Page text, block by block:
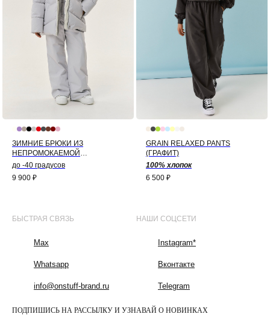
ЗИМНИЕ БРЮКИ ИЗ
НЕПРОМОКАЕМОЙ
МЕМБРАНЫ (СЕРЫЙ)
до -40 градусов
9 900 ₽
GRAIN RELAXED PANTS
(ГРАФИТ)
100% хлопок
6 500 ₽
ПОДПИШИСЬ НА РАССЫЛКУ И УЗНАВАЙ О НОВИНКАХ
БЫСТРАЯ СВЯЗЬ
Max
Whatsapp
info@onstuff-brand.ru
НАШИ СОЦСЕТИ
Instagram*
Вконтакте
Telegram